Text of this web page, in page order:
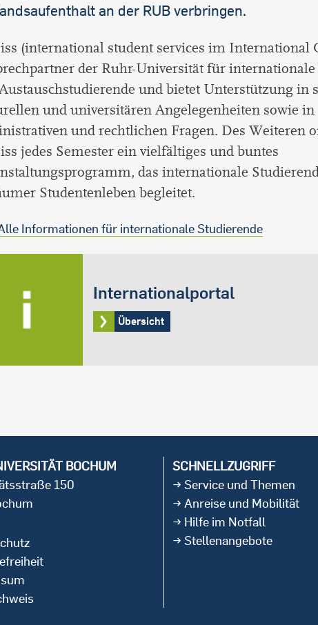
an der RUB verbringen.
(international student services im International
der Ruhr-Universität für internationale
und bietet Unterstützung in
und universitären Angelegenheiten sowie in
und rechtlichen Fragen. Des Weiteren
jedes Semester ein vielfältiges und buntes
das internationale
Studentenleben begleitet.
Informationen für internationale Studierende
Internationalportal
Übersicht
BOCHUM
150
SCHNELLZUGRIFF
Service und Themen
Anreise und Mobilität
Hilfe im Notfall
Stellenangebote